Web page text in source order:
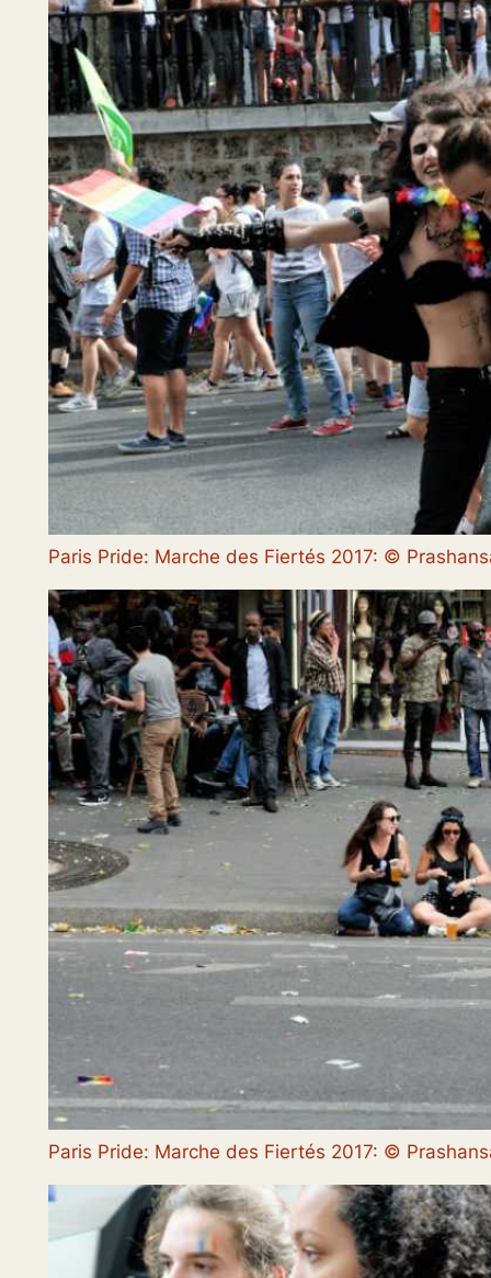
Paris Pride: Marche des Fiertés 2017: ©
Paris Pride: Marche des Fiertés 2017: ©